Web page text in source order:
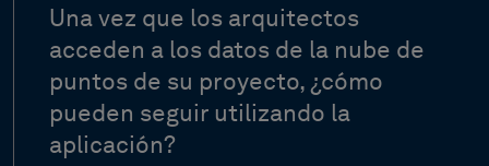
Una vez que los arquitectos
acceden a los datos de la nube de
puntos de su proyecto, ¿cómo
pueden seguir utilizando la
aplicación?